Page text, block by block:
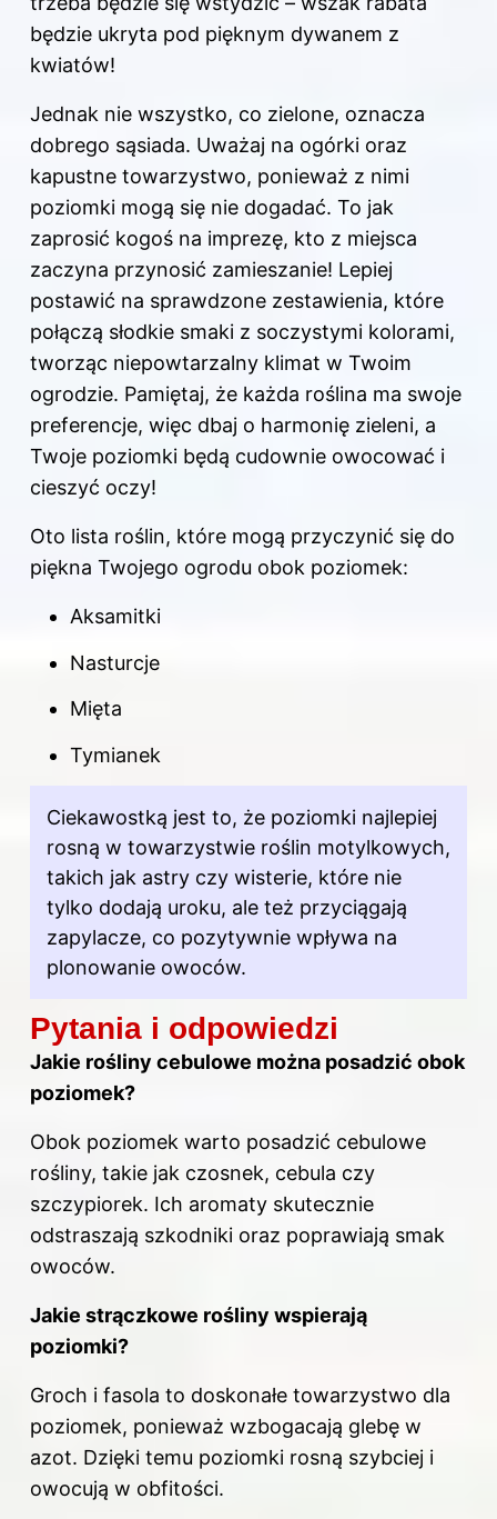
będzie ukryta pod pięknym dywanem z
kwiatów!
Jednak nie wszystko, co zielone, oznacza
dobrego sąsiada. Uważaj na ogórki oraz
kapustne towarzystwo, ponieważ z nimi
poziomki mogą się nie dogadać. To jak
zaprosić kogoś na imprezę, kto z miejsca
zaczyna przynosić zamieszanie! Lepiej
postawić na sprawdzone zestawienia, które
połączą słodkie smaki z soczystymi kolorami,
tworząc niepowtarzalny klimat w Twoim
ogrodzie. Pamiętaj, że każda roślina ma swoje
preferencje, więc dbaj o harmonię zieleni, a
Twoje poziomki będą cudownie owocować i
cieszyć oczy!
Oto lista roślin, które mogą przyczynić się do
piękna Twojego ogrodu obok poziomek:
Aksamitki
Nasturcje
Mięta
Tymianek
Ciekawostką jest to, że poziomki najlepiej
rosną w towarzystwie roślin motylkowych,
takich jak astry czy wisterie, które nie
tylko dodają uroku, ale też przyciągają
zapylacze, co pozytywnie wpływa na
plonowanie owoców.
Pytania i odpowiedzi
Jakie rośliny cebulowe można posadzić obok
poziomek?
Obok poziomek warto posadzić cebulowe
rośliny, takie jak czosnek, cebula czy
szczypiorek. Ich aromaty skutecznie
odstraszają szkodniki oraz poprawiają smak
owoców.
Jakie strączkowe rośliny wspierają
poziomki?
Groch i fasola to doskonałe towarzystwo dla
poziomek, ponieważ wzbogacają glebę w
azot. Dzięki temu poziomki rosną szybciej i
owocują w obfitości.